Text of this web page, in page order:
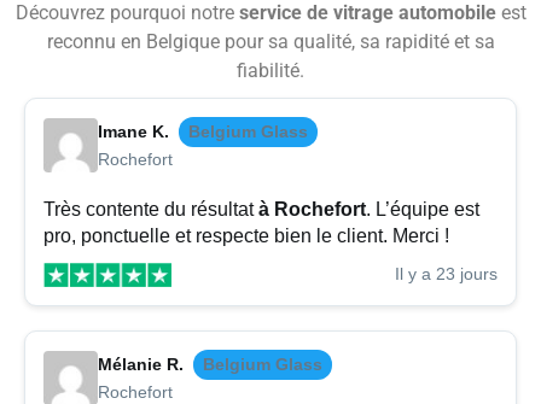
Découvrez pourquoi notre service de vitrage automobileest
reconnu en Belgique pour sa qualité, sa rapidité et sa
fiabilité.
Imane K.
Belgium Glass
Rochefort
Très contente du résultatà Rochefort. L’équipe est
pro, ponctuelle et respecte bien le client. Merci !
Il y a 23 jours
Mélanie R.
Belgium Glass
Rochefort